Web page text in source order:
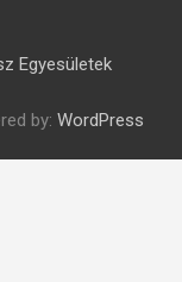
Egyesületek
by: WordPress